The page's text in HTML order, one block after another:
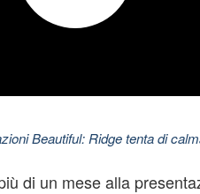
Beautiful: Ridge tenta di
di un mese alla